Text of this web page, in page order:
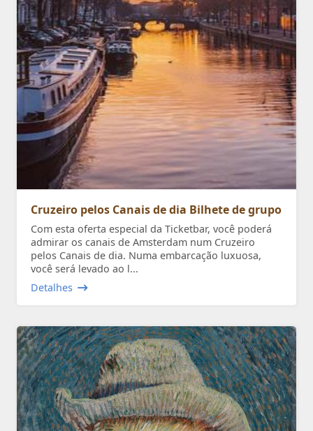
Cruzeiro pelos Canais de dia Bilhete de grupo
Com esta oferta especial da Ticketbar, você poderá
admirar os canais de Amsterdam num Cruzeiro
pelos Canais de dia. Numa embarcação luxuosa,
você será levado ao l...
Detalhes